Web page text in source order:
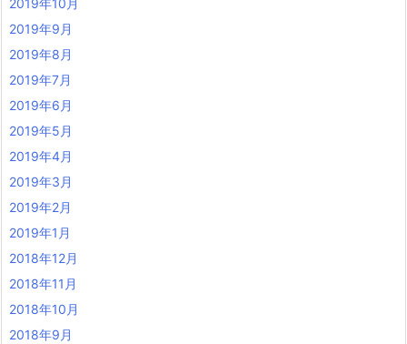
2019年9月
2019年8月
2019年7月
2019年6月
2019年5月
2019年4月
2019年3月
2019年2月
2019年1月
2018年12月
2018年11月
2018年10月
2018年9月